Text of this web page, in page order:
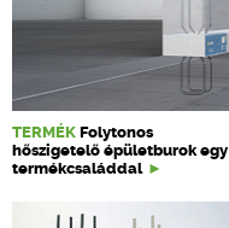
TERMÉK Folytonos
hőszigetelő épületburok egy
termékcsaláddal